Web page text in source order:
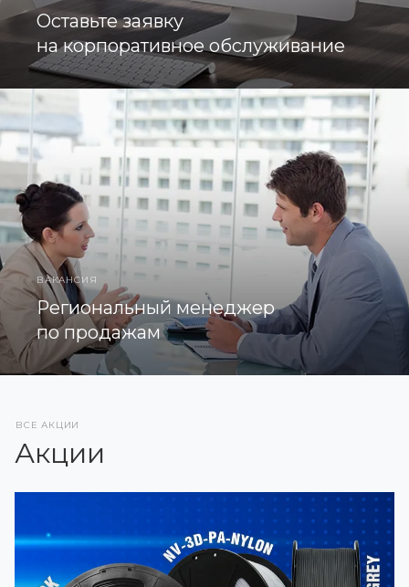
Оставьте заявку
на корпоративное обслуживание
ВАКАНСИЯ
Региональный менеджер
по продажам
ВСЕ АКЦИИ
Акции